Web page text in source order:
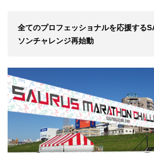
全てのプロフェッショナルを応援する
ソンチャレンジ再始動